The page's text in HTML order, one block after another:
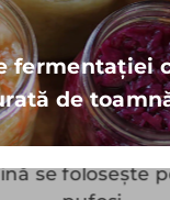
fermentației
de
de evitat